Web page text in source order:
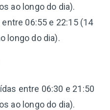
ao longo do dia).
entre 06:55 e 22:15 (14
longo do dia).
entre 06:30 e 21:50
ao longo do dia).